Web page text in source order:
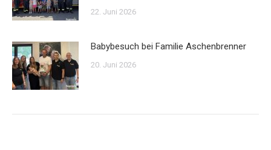
22. Juni 2026
Babybesuch bei Familie Aschenbrenner
20. Juni 2026